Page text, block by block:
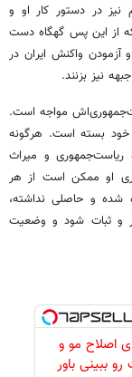
در دستور کار او و
که از این پس گهگاه دست
آزمودن واکنش ایران در
نیز بزنند.
مواجه است.
بسته است. هرگونه
و میراث
او ممکن است از هر
شده و حاصلی نداشته،
و ثبات شود و وضعیت
اصلاح مو و
ببینی باور